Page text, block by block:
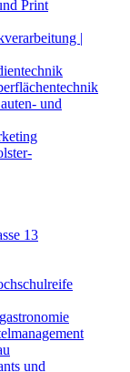
Print
|
und
13
und